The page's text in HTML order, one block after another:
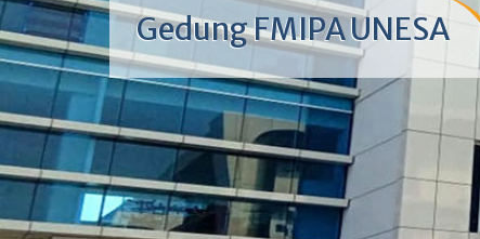
Gedung FMIPA UNESA